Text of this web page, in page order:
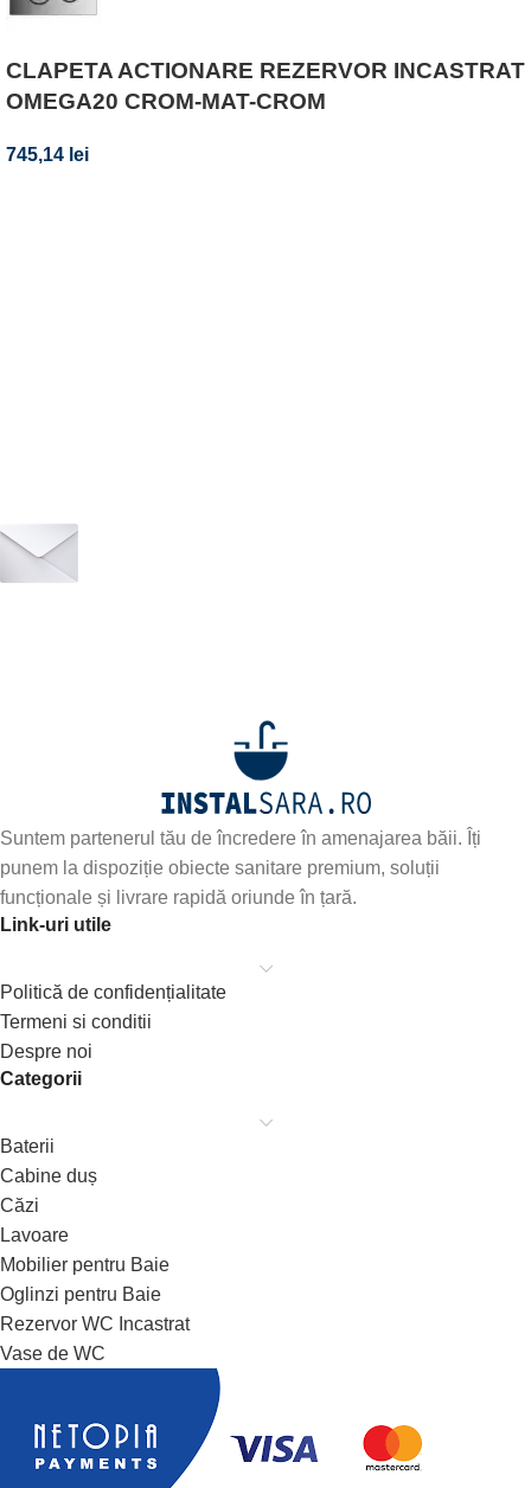
CLAPETA ACTIONARE REZERVOR INCASTRAT
OMEGA20 CROM-MAT-CROM
745,14 lei
Suntem partenerul tău de încredere în amenajarea băii. Îți
punem la dispoziție obiecte sanitare premium, soluții
funcționale și livrare rapidă oriunde în țară.
Link-uri utile
Politică de confidențialitate
Termeni si conditii
Despre noi
Categorii
Baterii
Cabine duș
Căzi
Lavoare
Mobilier pentru Baie
Oglinzi pentru Baie
Rezervor WC Incastrat
Vase de WC